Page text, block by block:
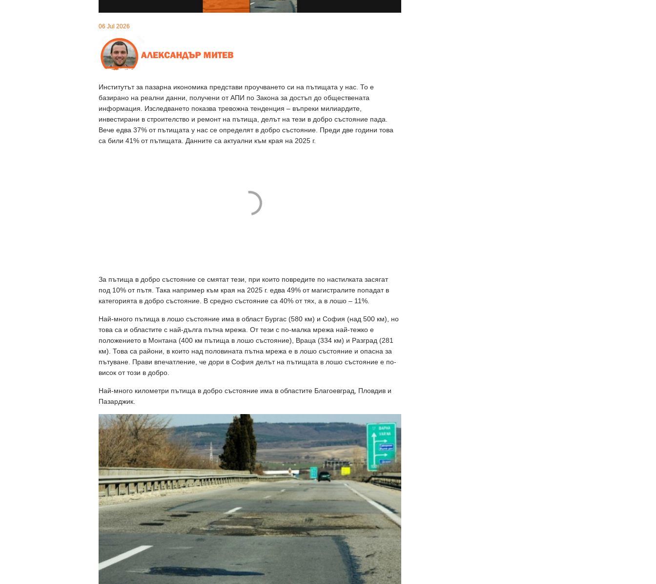
06 Jul 2026
Институтът за пазарна икономика представи проучването си на пътищата у нас. То е
базирано на реални данни, получени от АПИ по Закона за достъп до обществената
информация. Изследването показва тревожна тенденция – въпреки милиардите,
инвестирани в строителство и ремонт на пътища, делът на тези в добро състояние пада.
Вече едва 37% от пътищата у нас се определят в добро състояние. Преди две години това
са били 41% от пътищата. Данните са актуални към края на 2025 г.
За пътища в добро състояние се смятат тези, при които повредите по настилката засягат
под 10% от пътя. Така например към края на 2025 г. едва 49% от магистралите попадат в
категорията в добро състояние. В средно състояние са 40% от тях, а в лошо – 11%.
Най-много пътища в лошо състояние има в област Бургас (580 км) и София (над 500 км), но
това са и областите с най-дълга пътна мрежа. От тези с по-малка мрежа най-тежко е
положението в Монтана (400 км пътища в лошо състояние), Враца (334 км) и Разград (281
км). Това са райони, в които над половината пътна мрежа е в лошо състояние и опасна за
пътуване. Прави впечатление, че дори в София делът на пътищата в лошо състояние е по-
висок от този в добро.
Най-много километри пътища в добро състояние има в областите Благоевград, Пловдив и
Пазарджик.